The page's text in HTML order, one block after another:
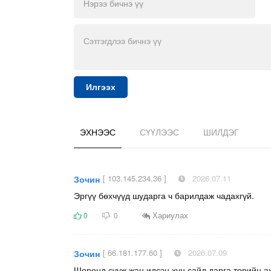
Илгээх
ЭХНЭЭС СҮҮЛЭЭС ШИЛДЭГ
Зочин [ 103.145.234.36 ] 2026.07.11
Эргүү бөхчүүд шударга ч барилдаж чадахгүй.
0 0 Хариулах
Зочин [ 66.181.177.60 ] 2026.07.09